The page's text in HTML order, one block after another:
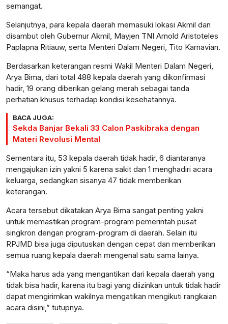
semangat.
Selanjutnya, para kepala daerah memasuki lokasi Akmil dan
disambut oleh Gubernur Akmil, Mayjen TNI Arnold Aristoteles
Paplapna Ritiauw, serta Menteri Dalam Negeri, Tito Karnavian.
Berdasarkan keterangan resmi Wakil Menteri Dalam Negeri,
Arya Bima, dari total 488 kepala daerah yang dikonfirmasi
hadir, 19 orang diberikan gelang merah sebagai tanda
perhatian khusus terhadap kondisi kesehatannya.
BACA JUGA:
Sekda Banjar Bekali 33 Calon Paskibraka dengan
Materi Revolusi Mental
Sementara itu, 53 kepala daerah tidak hadir, 6 diantaranya
mengajukan izin yakni 5 karena sakit dan 1 menghadiri acara
keluarga, sedangkan sisanya 47 tidak memberikan
keterangan.
Acara tersebut dikatakan Arya Bima sangat penting yakni
untuk memastikan program-program pemerintah pusat
singkron dengan program-program di daerah. Selain itu
RPJMD bisa juga diputuskan dengan cepat dan memberikan
semua ruang kepala daerah mengenal satu sama lainya.
“Maka harus ada yang mengantikan dari kepala daerah yang
tidak bisa hadir, karena itu bagi yang diizinkan untuk tidak hadir
dapat mengirimkan wakilnya mengatikan mengikuti rangkaian
acara disini,” tutupnya.